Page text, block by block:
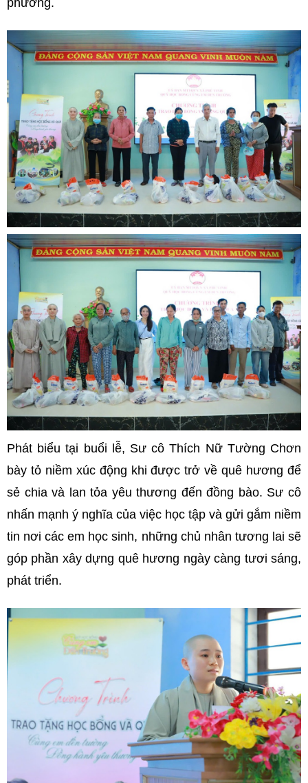
phương.
Phát biểu tại buổi lễ, Sư cô Thích Nữ Tường Chơn
bày tỏ niềm xúc động khi được trở về quê hương để
sẻ chia và lan tỏa yêu thương đến đồng bào. Sư cô
nhấn mạnh ý nghĩa của việc học tập và gửi gắm niềm
tin nơi các em học sinh, những chủ nhân tương lai sẽ
góp phần xây dựng quê hương ngày càng tươi sáng,
phát triển.